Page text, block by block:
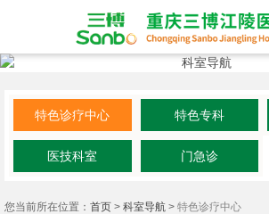
特色诊疗中心 特色专科
医技科室 门急诊
您当前所在位置： 首页 > 科室导航 > 特色诊疗中心